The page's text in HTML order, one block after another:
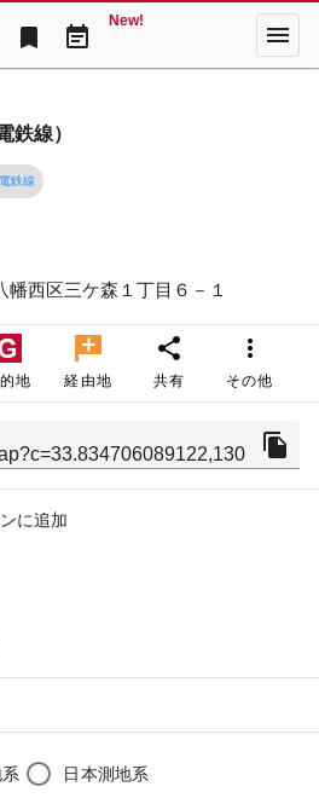
bookmark event_note
New! menu
鉄線）
鉄線
幡西区三ケ森１丁目６－１
地 経由地
share
共有
more_vert
その他
file_copy
に追加
日本測地系